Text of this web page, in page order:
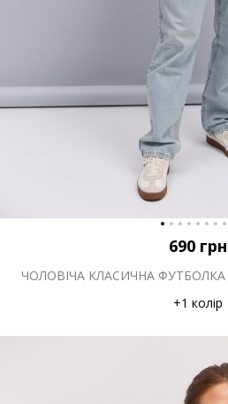
690 грн
ЧОЛОВІЧА КЛАСИЧНА
+1 колір